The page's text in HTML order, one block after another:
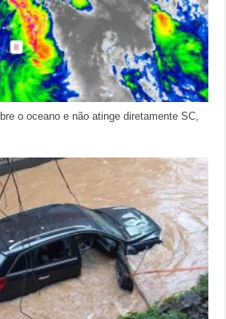
o oceano e não atinge diretamente SC,